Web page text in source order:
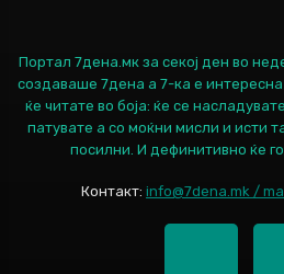
Портал 7дена.мк за секој ден во
создаваше 7дена а 7-ка е интересна
ќе читате во боја: ќе се
патувате а со моќни мисли и исти
посилни. И дефинитивно ќе
Контакт: info@7dena.mk /